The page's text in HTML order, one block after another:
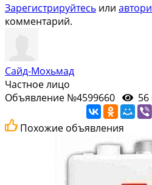
Зарегистрируйтесь или
комментарий.
Сайд-Мохьмад
Частное лицо
Объявление №4599660
Похожие объявления